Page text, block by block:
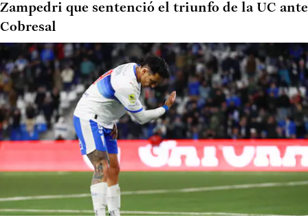
Zampedri que sentenció el triunfo de la UC ante
Cobresal